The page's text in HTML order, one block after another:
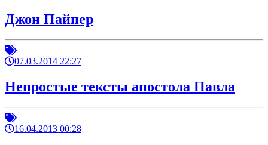
Джон Пайпер
07.03.2014 22:27
Непростые тексты апостола Павла
16.04.2013 00:28